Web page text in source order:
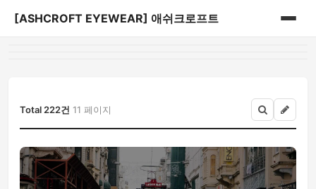
[ASHCROFT EYEWEAR] 애쉬크로프트
Total 222건 11 페이지